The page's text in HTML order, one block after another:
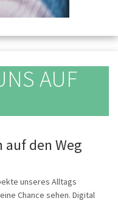
AUF
den Weg
unseres Alltags
Chance sehen. Digital